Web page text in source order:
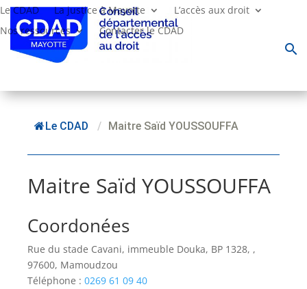
Le CDAD La justice à Mayotte
L’accès aux droit
Nos ressources
Contacter le CDAD
search
Le CDAD / Maitre Saïd YOUSSOUFFA
Maitre Saïd YOUSSOUFFA
Coordonées
Rue du stade Cavani, immeuble Douka, BP 1328, ,
97600, Mamoudzou
Téléphone : 0269 61 09 40